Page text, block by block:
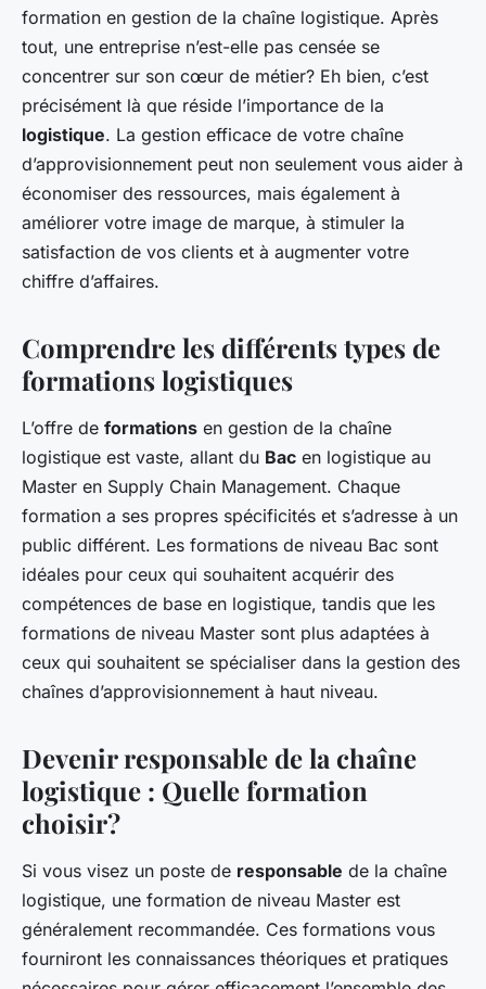
formation en gestion de la chaîne logistique. Après
tout, une entreprise n’est-elle pas censée se
concentrer sur son cœur de métier? Eh bien, c’est
précisément là que réside l’importance de la
logistique. La gestion efficace de votre chaîne
d’approvisionnement peut non seulement vous aider à
économiser des ressources, mais également à
améliorer votre image de marque, à stimuler la
satisfaction de vos clients et à augmenter votre
chiffre d’affaires.
Comprendre les différents types de
formations logistiques
L’offre de formations en gestion de la chaîne
logistique est vaste, allant du Bac en logistique au
Master en Supply Chain Management. Chaque
formation a ses propres spécificités et s’adresse à un
public différent. Les formations de niveau Bac sont
idéales pour ceux qui souhaitent acquérir des
compétences de base en logistique, tandis que les
formations de niveau Master sont plus adaptées à
ceux qui souhaitent se spécialiser dans la gestion des
chaînes d’approvisionnement à haut niveau.
Devenir responsable de la chaîne
logistique : Quelle formation
choisir?
Si vous visez un poste de responsable de la chaîne
logistique, une formation de niveau Master est
généralement recommandée. Ces formations vous
fourniront les connaissances théoriques et pratiques